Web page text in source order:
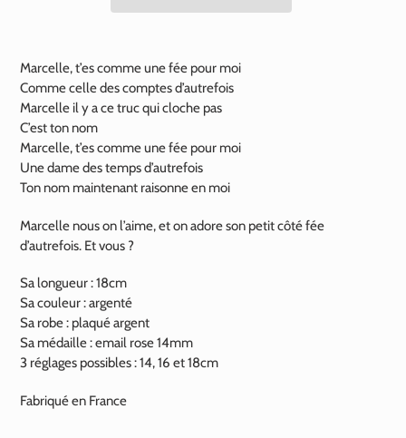
d'un
produit
à
votre
panier
Marcelle, t’es comme une fée pour moi
Comme celle des comptes d’autrefois
Marcelle il y a ce truc qui cloche pas
C’est ton nom
Marcelle, t’es comme une fée pour moi
Une dame des temps d’autrefois
Ton nom maintenant raisonne en moi
Marcelle nous on l’aime, et on adore son petit côté fée
d’autrefois. Et vous ?
Sa longueur : 18cm
Sa couleur : argenté
Sa robe : plaqué argent
Sa médaille : email rose 14mm
3 réglages possibles : 14, 16 et 18cm
Fabriqué en France